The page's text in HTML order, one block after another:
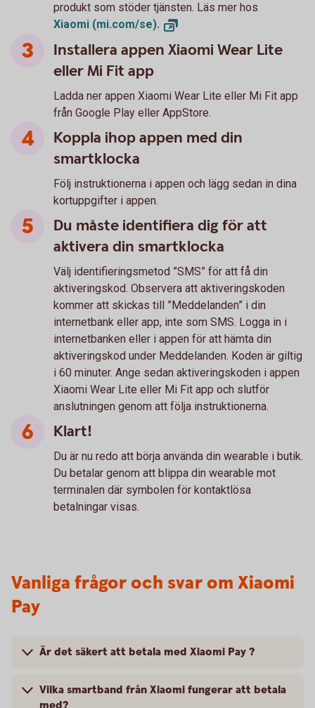
produkt som stöder tjänsten. Läs mer hos
Xiaomi (mi.com/se).
Installera appen Xiaomi Wear Lite
eller Mi Fit app
Ladda ner appen Xiaomi Wear Lite eller Mi Fit app
från Google Play eller AppStore.
Koppla ihop appen med din
smartklocka
Följ instruktionerna i appen och lägg sedan in dina
kortuppgifter i appen.
Du måste identifiera dig för att
aktivera din smartklocka
Välj identifieringsmetod ”SMS” för att få din
aktiveringskod. Observera att aktiveringskoden
kommer att skickas till ”Meddelanden” i din
internetbank eller app, inte som SMS. Logga in i
internetbanken eller i appen för att hämta din
aktiveringskod under Meddelanden. Koden är giltig
i 60 minuter. Ange sedan aktiveringskoden i appen
Xiaomi Wear Lite eller Mi Fit app och slutför
anslutningen genom att följa instruktionerna.
Klart!
Du är nu redo att börja använda din wearable i butik.
Du betalar genom att blippa din wearable mot
terminalen där symbolen för kontaktlösa
betalningar visas.
Vanliga frågor och svar om Xiaomi
Pay
Är det säkert att betala med Xiaomi Pay ?
Vilka smartband från Xiaomi fungerar att betala